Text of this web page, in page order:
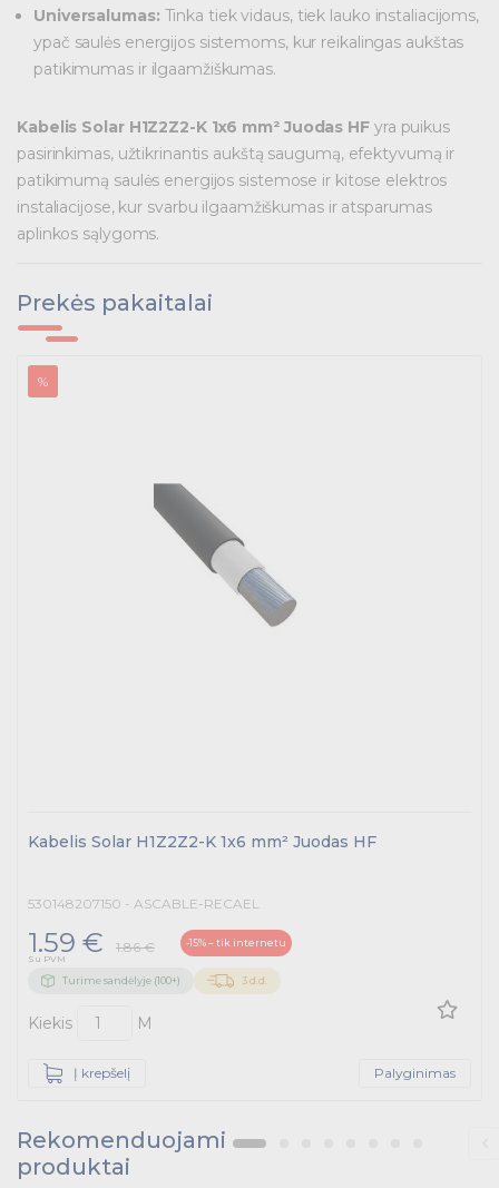
Universalumas: Tinka tiek vidaus, tiek lauko instaliacijoms,
ypač saulės energijos sistemoms, kur reikalingas aukštas
patikimumas ir ilgaamžiškumas.
Kabelis Solar H1Z2Z2-K 1x6 mm² Juodas HF yra puikus
pasirinkimas, užtikrinantis aukštą saugumą, efektyvumą ir
patikimumą saulės energijos sistemose ir kitose elektros
instaliacijose, kur svarbu ilgaamžiškumas ir atsparumas
aplinkos sąlygoms.
Prekės pakaitalai
%
Kabelis Solar H1Z2Z2-K 1x6 mm² Juodas HF
530148207150 - ASCABLE-RECAEL
1.59 € 1.86 € -15% – tik internetu
Su PVM
Turime sandėlyje (100+) 3 d.d.
Kiekis M
Į krepšelį Palyginimas
Rekomenduojami
produktai